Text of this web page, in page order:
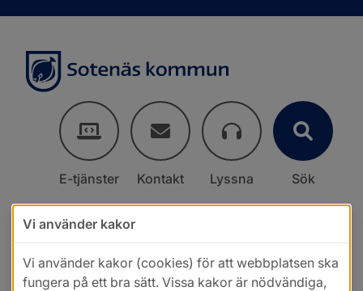
E-tjänster Kontakt Lyssna Sök
Vi använder kakor
Vi använder kakor (cookies) för att webbplatsen ska
fungera på ett bra sätt. Vissa kakor är nödvändiga,